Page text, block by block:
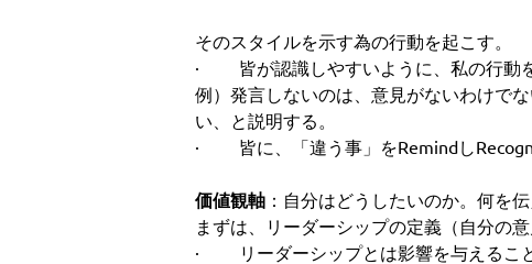
そのスタイルを示す為の行動を起こす。
· 皆が認識しやすいように、私の行動を
例）発言しないのは、意見がないわけで
い、と説明する。
· 皆に、「違う事」をRemindし
価値観軸 ：自分はどうしたいのか。何を
まずは、リーダーシップの定義（自分の
· リーダーシップとは影響を与えるこ